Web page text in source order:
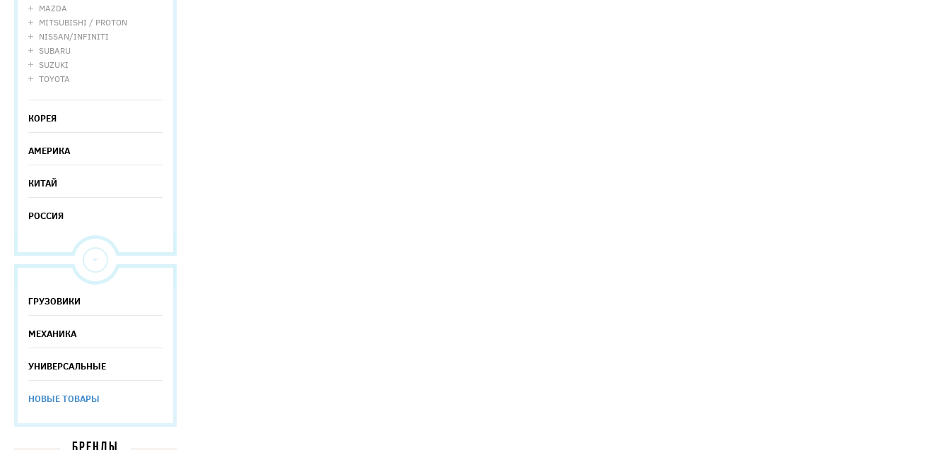
MAZDA
MITSUBISHI / PROTON
NISSAN/INFINITI
SUBARU
SUZUKI
TOYOTA
КОРЕЯ
АМЕРИКА
КИТАЙ
РОССИЯ
ГРУЗОВИКИ
МЕХАНИКА
УНИВЕРСАЛЬНЫЕ
НОВЫЕ ТОВАРЫ